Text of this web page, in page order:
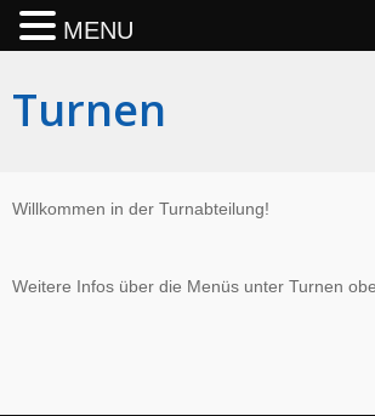
Turnen
Willkommen in der Turnabteilung!
Weitere Infos über die Menüs unter Turnen
MENU